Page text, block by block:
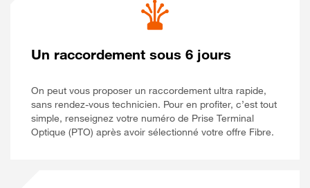
Un raccordement sous 6 jours
On peut vous proposer un raccordement ultra rapide,
sans rendez-vous technicien. Pour en profiter, c’est tout
simple, renseignez votre numéro de Prise Terminal
Optique (PTO) après avoir sélectionné votre offre Fibre.